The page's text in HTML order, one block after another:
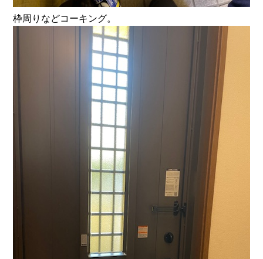
枠周りなどコーキング。